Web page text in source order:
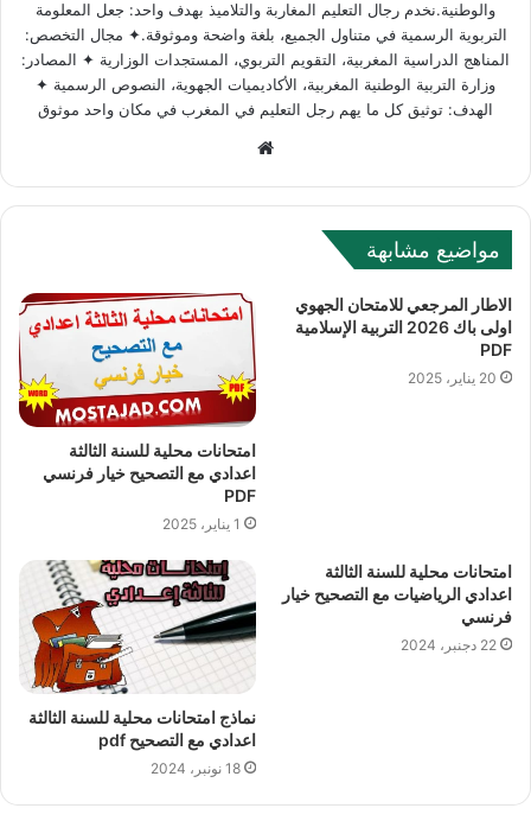
والوطنية.نخدم رجال التعليم المغاربة والتلاميذ بهدف واحد: جعل المعلومة
التربوية الرسمية في متناول الجميع، بلغة واضحة وموثوقة.✦ مجال التخصص:
المناهج الدراسية المغربية، التقويم التربوي، المستجدات الوزارية ✦ المصادر:
وزارة التربية الوطنية المغربية، الأكاديميات الجهوية، النصوص الرسمية ✦
الهدف: توثيق كل ما يهم رجل التعليم في المغرب في مكان واحد موثوق
مواضيع مشابهة
الاطار المرجعي للامتحان الجهوي
اولى باك 2026 التربية الإسلامية
PDF
20 يناير، 2025
امتحانات محلية للسنة الثالثة
اعدادي مع التصحيح خيار فرنسي
PDF
1 يناير، 2025
امتحانات محلية للسنة الثالثة
اعدادي الرياضيات مع التصحيح خيار
فرنسي
22 دجنبر، 2024
نماذج امتحانات محلية للسنة الثالثة
اعدادي مع التصحيح pdf
18 نونبر، 2024